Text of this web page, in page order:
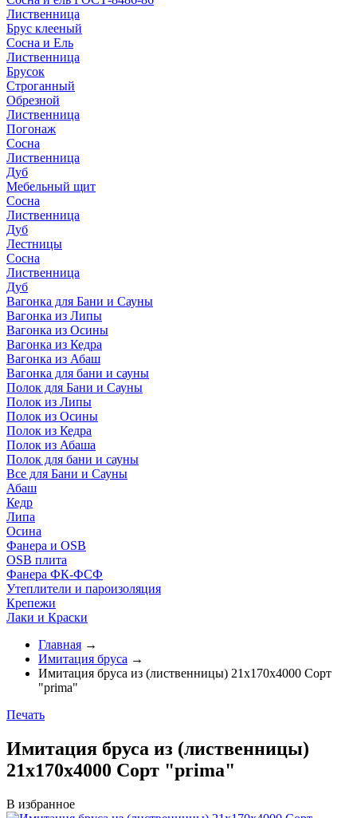
Лиственница
Брус клееный
Сосна и Ель
Лиственница
Брусок
Строганный
Обрезной
Лиственница
Погонаж
Сосна
Лиственница
Дуб
Мебельный щит
Сосна
Лиственница
Дуб
Лестницы
Сосна
Лиственница
Дуб
Вагонка для Бани и Сауны
Вагонка из Липы
Вагонка из Осины
Вагонка из Кедра
Вагонка из Абаш
Вагонка для бани и сауны
Полок для Бани и Сауны
Полок из Липы
Полок из Осины
Полок из Кедра
Полок из Абаша
Полок для бани и сауны
Все для Бани и Сауны
Абаш
Кедр
Липа
Осина
Фанера и OSB
OSB плита
Фанера ФК-ФСФ
Утеплители и пароизоляция
Крепежи
Лаки и Краски
Главная →
Имитация бруса →
Имитация бруса из (лиственницы) 21х170х4000 Сорт
"prima"
Печать
Имитация бруса из (лиственницы)
21х170х4000 Сорт "prima"
В избранное